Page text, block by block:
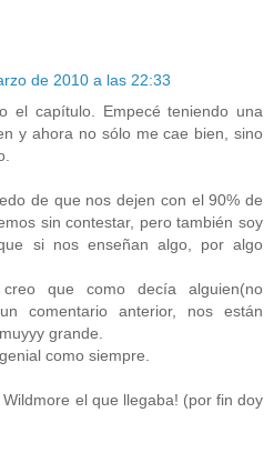
de 2010 a las 22:33
el capítulo. Empecé teniendo una
y ahora no sólo me cae bien, sino
de que nos dejen con el 90% de
sin contestar, pero también soy
si nos enseñan algo, por algo
que como decía alguien(no
comentario anterior, nos están
grande.
como siempre.
Wildmore el que llegaba! (por fin doy